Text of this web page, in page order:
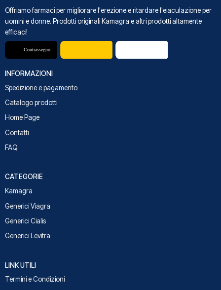
Offriamo farmaci per migliorare l'erezione e ritardare l'eiaculazione per
uomini e donne. Prodotti originali Kamagra e altri prodotti altamente
efficaci!
INFORMAZIONI
Spedizione e pagamento
Catalogo prodotti
Home Page
Contatti
FAQ
CATEGORIE
Kamagra
Generici Viagra
Generici Cialis
Generici Levitra
LINK UTILI
Termini e Condizioni